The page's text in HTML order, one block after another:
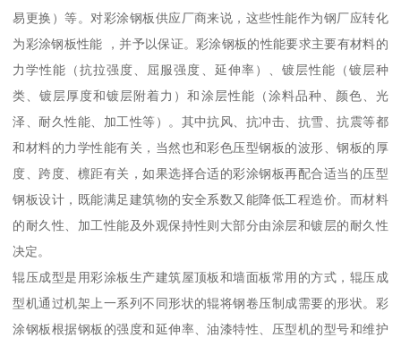
易更换）等。对彩涂钢板供应厂商来说，这些性能作为钢厂应转化
为彩涂钢板性能 ，并予以保证。彩涂钢板的性能要求主要有材料的
力学性能（抗拉强度、屈服强度、延伸率）、镀层性能（镀层种
类、镀层厚度和镀层附着力）和涂层性能（涂料品种、颜色、光
泽、耐久性能、加工性等）。其中抗风、抗冲击、抗雪、抗震等都
和材料的力学性能有关，当然也和彩色压型钢板的波形、钢板的厚
度、跨度、檩距有关，如果选择合适的彩涂钢板再配合适当的压型
钢板设计，既能满足建筑物的安全系数又能降低工程造价。而材料
的耐久性、加工性能及外观保持性则大部分由涂层和镀层的耐久性
决定。
辊压成型是用彩涂板生产建筑屋顶板和墙面板常用的方式，辊压成
型机通过机架上一系列不同形状的辊将钢卷压制成需要的形状。彩
涂钢板根据钢板的强度和延伸率、油漆特性、压型机的型号和维护